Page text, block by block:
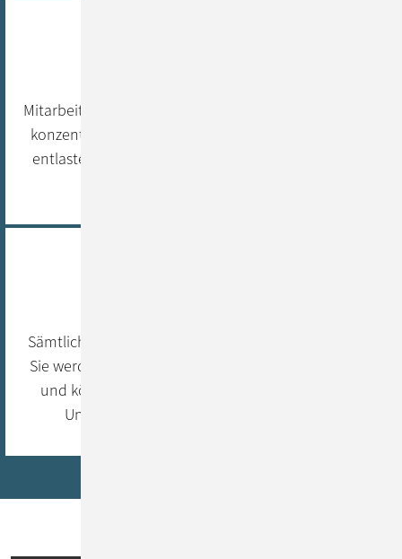
Mitarbeitende können sich auf höherwertige Projekte
konzentrieren. Die automatisierte Ursachenanalyse
entlastet Ihr Team von manueller Fehlersuche. Das
Sämtliche Aktivitäten werden in Echtzeit überwacht.
Sie werden bei Problemen frühzeitig benachrichtigt
und können Abhilfe schaffen, bevor Ausfälle Ihre
Unternehmensprozesse beeinträchtigen.